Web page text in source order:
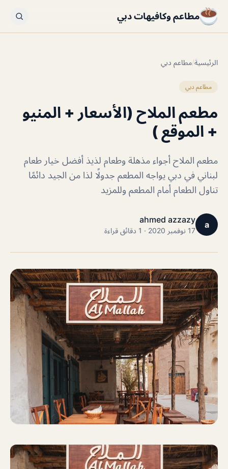
مطاعم وكافيهات دبي
الرئيسية/مطاعم دبي
مطاعم دبي
مطعم الملاح (الأسعار + المنيو
+ الموقع )
مطعم الملاح أجواء مذهلة وطعام لذيذ أفضل خيار طعام
لبناني في دبي يواجه المطعم جدولًا لذا من الجيد دائمًا
تناول الطعام أمام المطعم وللمزيد
a
ahmed azzazy
17 نوفمبر 2020 · 1 دقائق قراءة